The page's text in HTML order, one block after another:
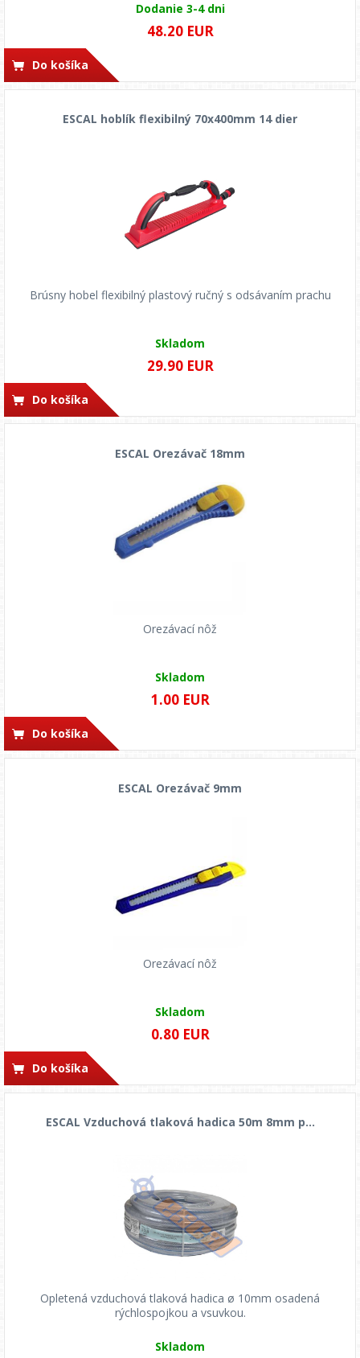
Dodanie 3-4 dni
48.20 EUR
Do košíka
ESCAL hoblík flexibilný 70x400mm 14 dier
Brúsny hobel flexibilný plastový ručný s odsávaním prachu
Skladom
29.90 EUR
Do košíka
ESCAL Orezávač 18mm
Orezávací nôž
Skladom
1.00 EUR
Do košíka
ESCAL Orezávač 9mm
Orezávací nôž
Skladom
0.80 EUR
Do košíka
ESCAL Vzduchová tlaková hadica 50m 8mm p...
Opletená vzduchová tlaková hadica ø 10mm osadená
rýchlospojkou a vsuvkou.
Skladom